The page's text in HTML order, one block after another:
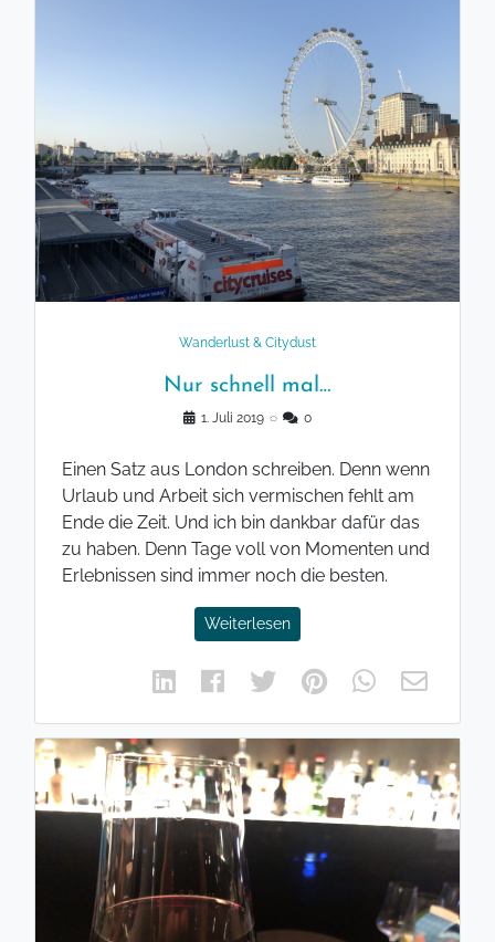
Wanderlust & Citydust
Nur schnell mal…
1. Juli 2019 ◌ 0
Einen Satz aus London schreiben. Denn wenn
Urlaub und Arbeit sich vermischen fehlt am
Ende die Zeit. Und ich bin dankbar dafür das
zu haben. Denn Tage voll von Momenten und
Erlebnissen sind immer noch die besten.
Weiterlesen